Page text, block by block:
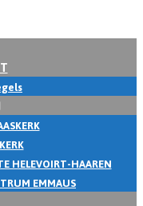
HELEVOIRT-HAAREN
EMMAUS